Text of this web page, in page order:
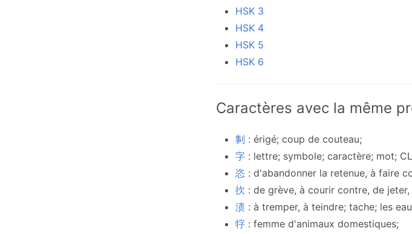
HSK 3
HSK 4
HSK 5
HSK 6
Caractères avec la même
剚 : érigé; coup de couteau;
字 : lettre; symbole; caractère; mot;
恣 : d'abandonner la retenue, à faire
扻 : de grève, à courir contre, de
渍 : à tremper, à teindre; tache; les
牸 : femme d'animaux domestiques;